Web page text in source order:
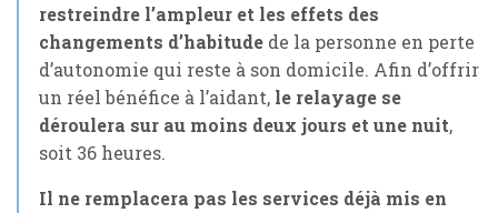
restreindre l’ampleur et les effets des
changements d’habitude de la personne en perte
d’autonomie qui reste à son domicile. Afin d’offrir
un réel bénéfice à l’aidant, le relayage se
déroulera sur au moins deux jours et une nuit,
soit 36 heures.
Il ne remplacera pas les services déjà mis en